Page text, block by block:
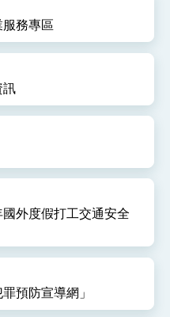
攜手合作，整合台灣雄厚數
邦目標
意政府外交表現，高度支持
日關係深化
台灣國安行動方案」記者
海和平 以決心掌握國家
總統發表國慶演說
話 盼面對未來挑戰 堅持
前行
務專區
訊
外度假打工交通安全
預防宣導網」